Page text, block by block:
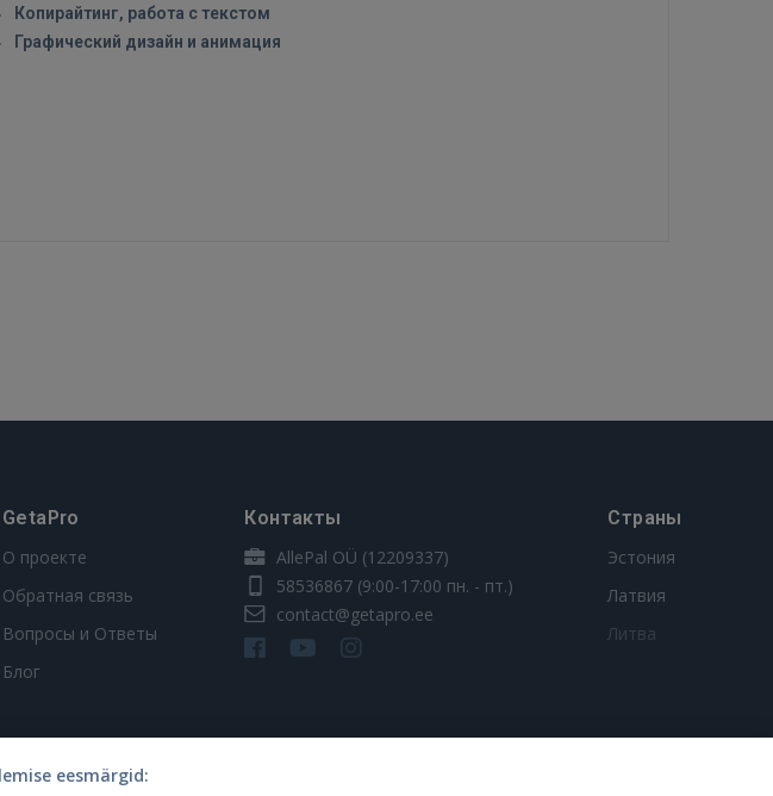
Apple
Копирайтинг, работа с текстом
Графический дизайн и анимация
GetaPro
О проекте
Обратная связь
Вопросы и Ответы
Блог
Контакты
AllePal OÜ (12209337)
58536867 (9:00-17:00 пн. - пт.)
contact@getapro.ee
Страны
Эстония
Латвия
Литва
eesmärgid: